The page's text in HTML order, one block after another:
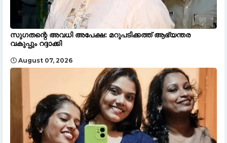
സുഗതന്റെ അവധി അപേക്ഷ: മറുപടിക്കത്ത് ആഭ്യന്തര
വകുപ്പും റദ്ദാക്കി
August 07, 2026